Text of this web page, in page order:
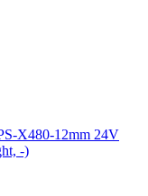
X480-12mm 24V
-)